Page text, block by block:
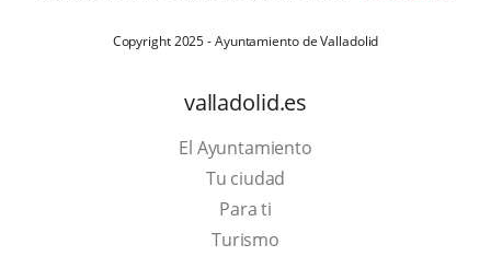
Copyright 2025 - Ayuntamiento de Valladolid
valladolid.es
El Ayuntamiento
Tu ciudad
Para ti
TurismoThis